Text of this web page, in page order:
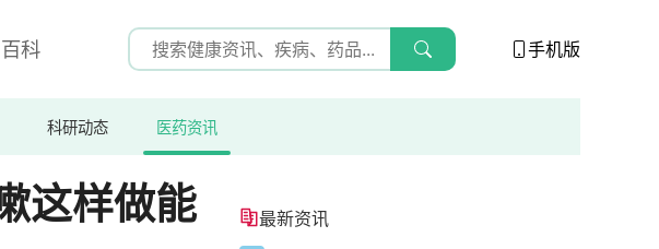
百科 手机版
科研动态 医药资讯
这样做能
最新资讯